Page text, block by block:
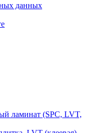
данных
ламинат (SPC, LVT,